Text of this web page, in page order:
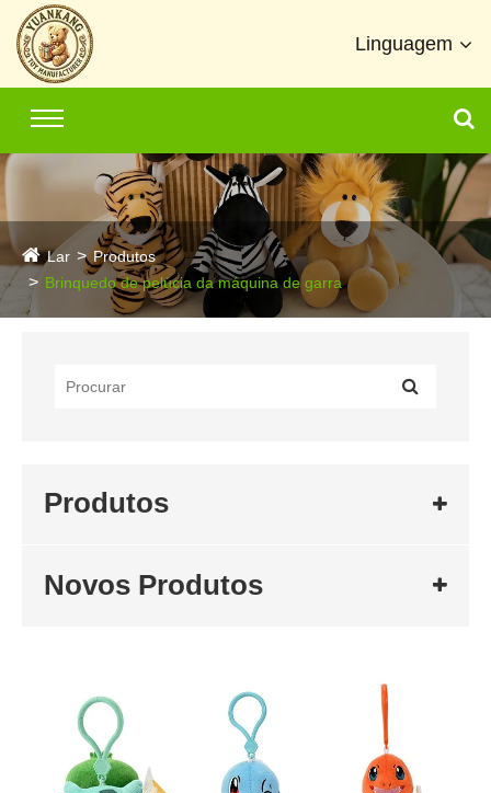
Linguagem
Lar
Produtos
Brinquedo de pelúcia da máquina de garra
Produtos
Novos Produtos